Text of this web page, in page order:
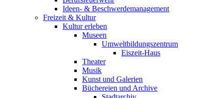
Ideen- & Beschwerdemanagement
Freizeit & Kultur
Kultur erleben
Museen
Umweltbildungszentrum
Eiszeit-Haus
Theater
Musik
Kunst und Galerien
Büchereien und Archive